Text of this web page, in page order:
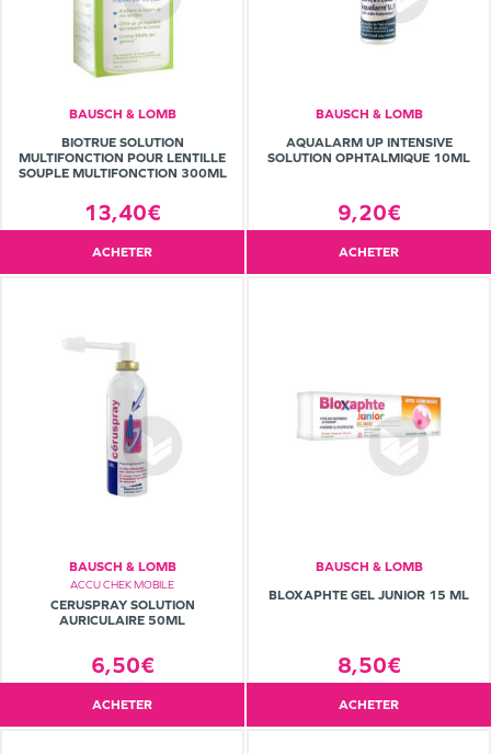
BAUSCH & LOMB
BIOTRUE SOLUTION
MULTIFONCTION POUR LENTILLE
SOUPLE MULTIFONCTION 300ML
13,40€
ACHETER
BAUSCH & LOMB
AQUALARM UP INTENSIVE
SOLUTION OPHTALMIQUE 10ML
9,20€
ACHETER
BAUSCH & LOMB
ACCU CHEK MOBILE
CERUSPRAY SOLUTION
AURICULAIRE 50ML
6,50€
ACHETER
BAUSCH & LOMB
BLOXAPHTE GEL JUNIOR 15 ML
8,50€
ACHETER